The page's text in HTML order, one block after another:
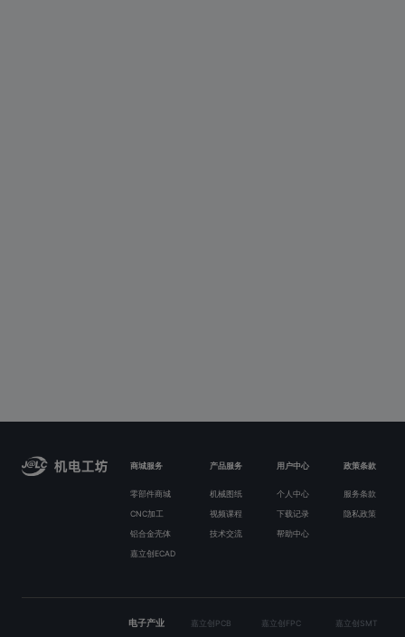
商城服务 产品服务 用户中心 政策条款
零部件商城 机械图纸 个人中心 服务条款
CNC加工 视频课程 下载记录 隐私政策
铝合金壳体 技术交流 帮助中心
嘉立创ECAD
电子产业 嘉立创PCB 嘉立创FPC 嘉立创SMT